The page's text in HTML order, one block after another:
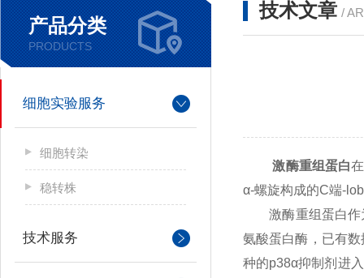
产品分类
PRODUCTS
细胞实验服务
细胞转染
稳转株
技术服务
技术文章 /
激酶重组蛋白
α-螺旋构成的C端-
激酶重组蛋白作为
氨酸蛋白酶，已有
种的p38α抑制剂进